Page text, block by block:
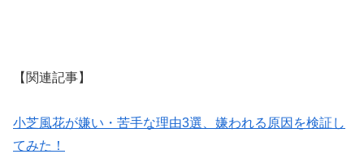
【関連記事】
小芝風花が嫌い・苦手な理由3選、嫌われる原因を検証し
てみた！